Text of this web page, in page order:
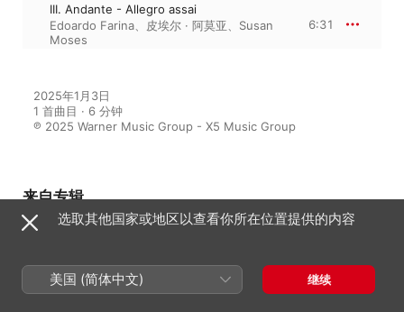
III. Andante - Allegro assai
Edoardo Farina
皮埃尔 · 阿莫亚
Susan
Moses
6:31
2025年1月3日
1 首曲目 · 6 分钟
℗ 2025 Warner Music Group - X5 Music Group
来自专辑
Feel Good Classical Music
群星
选取其他国家或地区以查看你所在位置提供的内容
美国 (简体中文) 继续